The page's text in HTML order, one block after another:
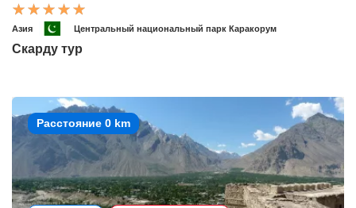
Азия Центральный национальный парк Каракорум
Скарду тур
Расстояние 0 km